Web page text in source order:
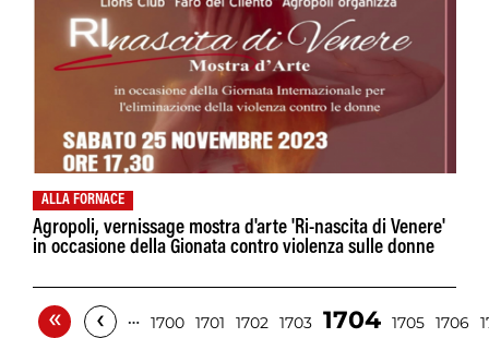
ALLA FORNACE
Agropoli, vernissage mostra d'arte 'Ri-nascita di Venere'
in occasione della Gionata contro violenza sulle donne
« ‹ … 1700 1701 1702 1703 1704 1705 1706